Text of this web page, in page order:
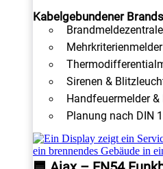
Kabelgebundener
Sirenen &
Handfeuermelder
Planung nach DIN